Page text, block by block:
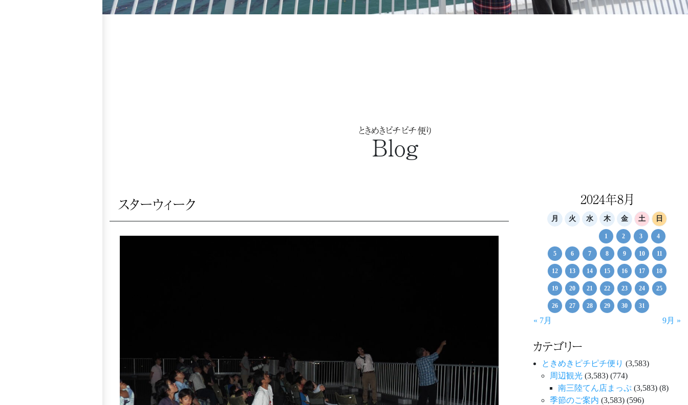
ときめきピチピチ便り
Blog
スターウィーク 2024年8月
月 火 水 木 金 土 日
1 2 3 4
5 6 7 8 9 10 11
12 13 14 15 16 17 18
19 20 21 22 23 24 25
26 27 28 29 30 31
« 7月 9月 »
カテゴリー
ときめきピチピチ便り (3,583)
周辺観光 (3,583) (774)
南三陸てん店まっぷ (3,583) (8)
季節のご案内 (3,583) (596)